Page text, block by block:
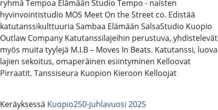
ryhmä Tempoa Elämään Studio Tempo - naisten
hyvinvointistudio MOS Meet On the Street co. Edistää
katutanssikulttuuria Sambaa Elämään SalsaStudio Kuopio
Outlaw Company Katutanssilajeihin perustuva, yhdistelevät
myös muita tyylejä M.I.B – Moves In Beats. Katutanssi, luova
lajien sekoitus, omaperäinen esiintyminen Kelloovat
Pirraatit. Tanssiseura Kuopion Kieroon Kelloojat
Keräyksessä Kuopio250-juhlavuosi 2025